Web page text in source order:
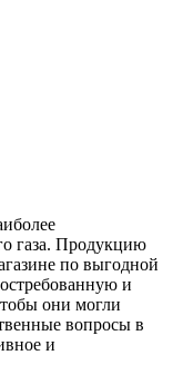
газа. Продукцию
по выгодной
и
они могли
вопросы в
и